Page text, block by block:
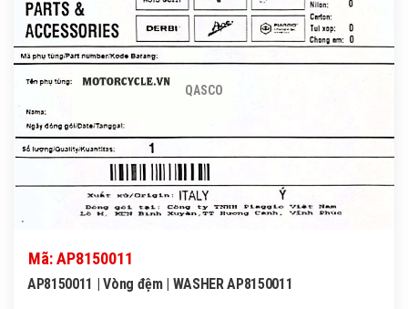
QASCO
Mã: AP8150011
AP8150011 | Vòng đệm | WASHER AP8150011